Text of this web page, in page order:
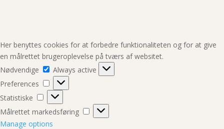
Her benyttes cookies for at forbedre funktionaliteten og for at give
en målrettet brugeroplevelse på tværs af websitet.
Nødvendige
Nødvendige
Always active
Preferences
Preferences
Statistiske
Statistiske
Målrettet markedsføring
Målrettet
markedsføring
Manage options